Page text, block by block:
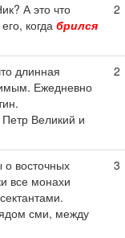
А это что
когда брился
2
длинная
Ежедневно
Великий и
2
восточных
все монахи
сми, между
3